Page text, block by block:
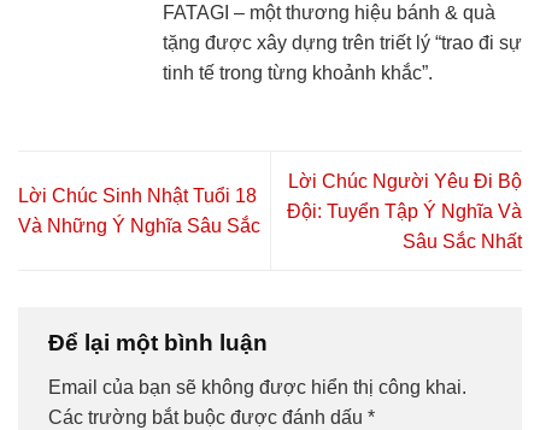
FATAGI – một thương hiệu bánh & quà
tặng được xây dựng trên triết lý “trao đi sự
tinh tế trong từng khoảnh khắc”.
Lời Chúc Sinh Nhật Tuổi 18
Và Những Ý Nghĩa Sâu Sắc
Lời Chúc Người Yêu Đi Bộ
Đội: Tuyển Tập Ý Nghĩa Và
Sâu Sắc Nhất
Để lại một bình luận
Email của bạn sẽ không được hiển thị công khai.
Các trường bắt buộc được đánh dấu *